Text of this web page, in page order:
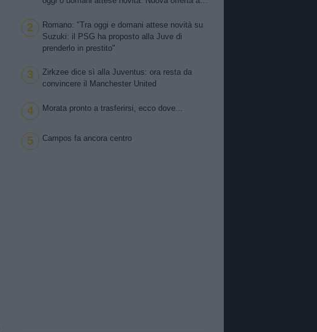
pista fredda. Balerdi resta nei radar. David in
bilico
2
Romano: "Tra oggi e domani attese novità su
Suzuki: il PSG ha proposto alla Juve di
prenderlo in prestito"
3
Zirkzee dice sì alla Juventus: ora resta da
convincere il Manchester United
4 Morata pronto a trasferirsi, ecco dove...
5 Campos fa ancora centro